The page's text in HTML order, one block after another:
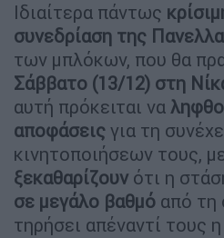
Ιδιαίτερα πάντως
συνεδρίαση της
των μπλόκων, που θα
Σάββατο (13/12) στη
αυτή πρόκειται να
αποφάσεις για τη
κινητοποιήσεων τους,
ξεκαθαρίζουν ότι η
σε μεγάλο βαθμό από τη
τηρήσει απέναντί τους η